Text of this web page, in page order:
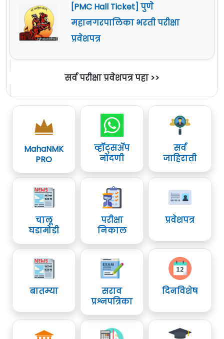
[PMC Hall Ticket] पुणे
महानगरपालिका भरती परीक्षा
प्रवेशपत्र
सर्व परीक्षा प्रवेशपत्र पहा >>
MahaNMK
PRO
व्हॉट्सॲप
नोंदणी
सर्व
जाहिराती
चालू
घडामोडी
परीक्षा
निकाल
प्रवेशपत्र
बातम्या
सराव
प्रश्नपत्रिका
दिनविशेष